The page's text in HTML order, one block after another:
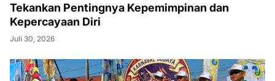
Tekankan Pentingnya Kepemimpinan dan
Kepercayaan Diri
Juli 30, 2026